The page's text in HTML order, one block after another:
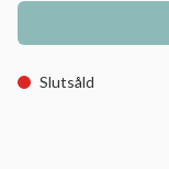
Slutsåld